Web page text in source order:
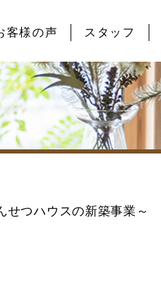
客様の声 スタッフ
つハウスの新築事業～